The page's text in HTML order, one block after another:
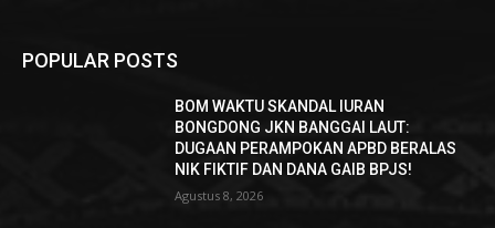
POPULAR POSTS
BOM WAKTU SKANDAL IURAN
BONGDONG JKN BANGGAI LAUT:
DUGAAN PERAMPOKAN APBD BERALAS
NIK FIKTIF DAN DANA GAIB BPJS!
Agustus 8, 2026